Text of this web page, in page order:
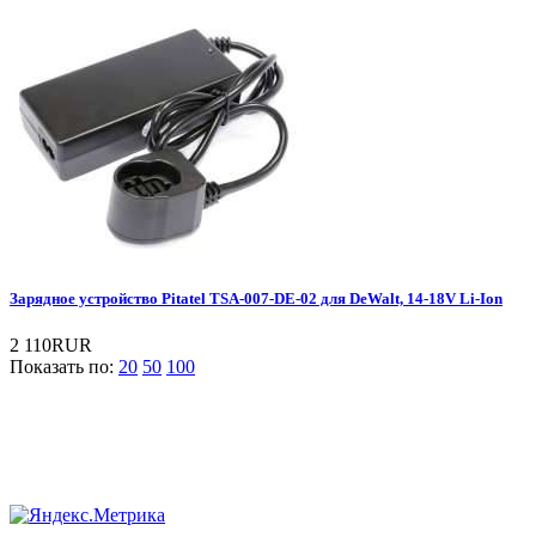
Зарядное устройство Pitatel TSA-007-DE-02 для DeWalt, 14-18V Li-Ion
2 110RUR
Показать по: 20 50 100